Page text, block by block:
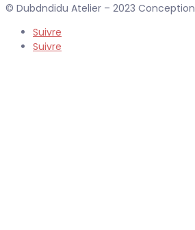
© Dubdndidu Atelier – 2023 Conception
Suivre
Suivre